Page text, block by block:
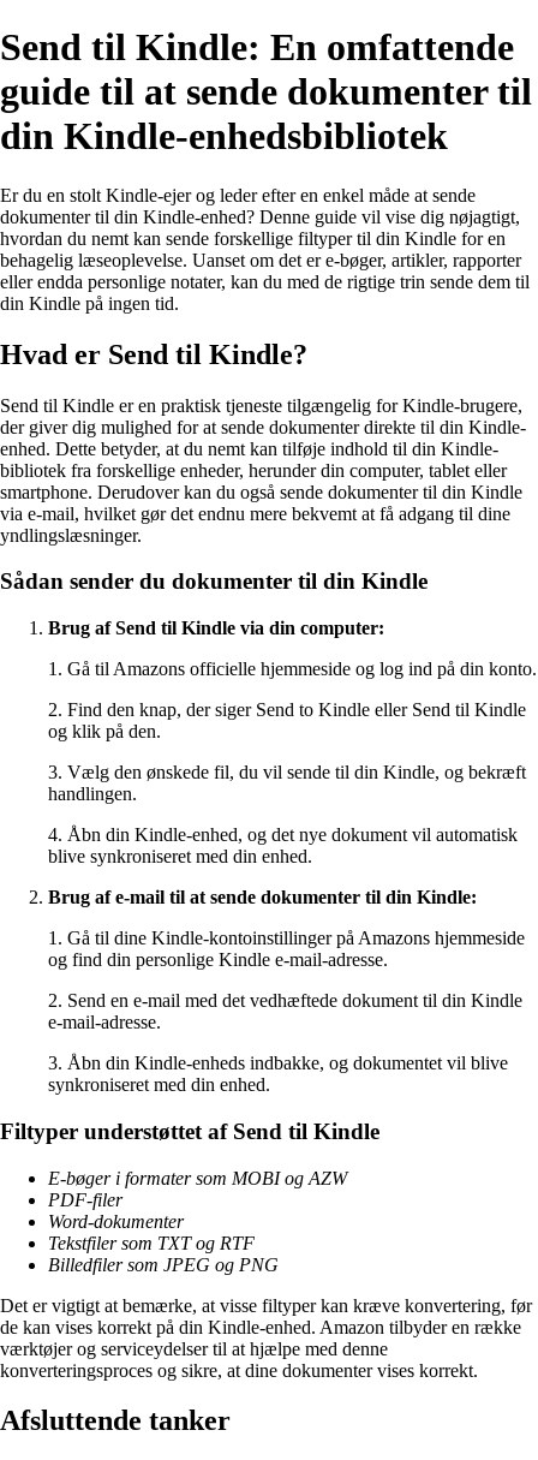
Send til Kindle: En omfattende
guide til at sende dokumenter til
din Kindle-enhedsbibliotek
Er du en stolt Kindle-ejer og leder efter en enkel måde at sende
dokumenter til din Kindle-enhed? Denne guide vil vise dig nøjagtigt,
hvordan du nemt kan sende forskellige filtyper til din Kindle for en
behagelig læseoplevelse. Uanset om det er e-bøger, artikler, rapporter
eller endda personlige notater, kan du med de rigtige trin sende dem til
din Kindle på ingen tid.
Hvad er Send til Kindle?
Send til Kindle er en praktisk tjeneste tilgængelig for Kindle-brugere,
der giver dig mulighed for at sende dokumenter direkte til din Kindle-
enhed. Dette betyder, at du nemt kan tilføje indhold til din Kindle-
bibliotek fra forskellige enheder, herunder din computer, tablet eller
smartphone. Derudover kan du også sende dokumenter til din Kindle
via e-mail, hvilket gør det endnu mere bekvemt at få adgang til dine
yndlingslæsninger.
Sådan sender du dokumenter til din Kindle
Brug af Send til Kindle via din computer:
1. Gå til Amazons officielle hjemmeside og log ind på din konto.
2. Find den knap, der siger Send to Kindle eller Send til Kindle
og klik på den.
3. Vælg den ønskede fil, du vil sende til din Kindle, og bekræft
handlingen.
4. Åbn din Kindle-enhed, og det nye dokument vil automatisk
blive synkroniseret med din enhed.
Brug af e-mail til at sende dokumenter til din Kindle:
1. Gå til dine Kindle-kontoinstillinger på Amazons hjemmeside
og find din personlige Kindle e-mail-adresse.
2. Send en e-mail med det vedhæftede dokument til din Kindle
e-mail-adresse.
3. Åbn din Kindle-enheds indbakke, og dokumentet vil blive
synkroniseret med din enhed.
Filtyper understøttet af Send til Kindle
E-bøger i formater som MOBI og AZW
PDF-filer
Word-dokumenter
Tekstfiler som TXT og RTF
Billedfiler som JPEG og PNG
Det er vigtigt at bemærke, at visse filtyper kan kræve konvertering, før
de kan vises korrekt på din Kindle-enhed. Amazon tilbyder en række
værktøjer og serviceydelser til at hjælpe med denne
konverteringsproces og sikre, at dine dokumenter vises korrekt.
Afsluttende tanker